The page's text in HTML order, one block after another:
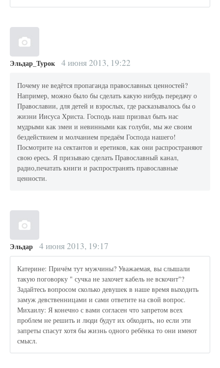
Эльдар_Турок 4 июня 2013, 19:22
Почему не ведётся пропаганда православных ценностей?
Например, можно было бы сделать какую нибудь передачу о
Православии, для детей и взрослых, где расказывалось бы о
жизни Иисуса Христа. Господь наш призвал быть нас
мудрыми как змеи и невинными как голуби, мы же своим
бездействием и молчанием предаём Господа нашего!
Посмотрите на сектантов и еретиков, как они распространяют
свою ересь. Я призываю сделать Православный канал,
радио,печатать книги и распространять православные
ценности.
Эльдар 4 июня 2013, 19:17
Катерине: Причём тут мужчины? Уважаемая, вы слышали
такую поговорку " сучка не захочет кабель не вскочит"?
Задайтесь вопросом сколько девушек в наше время выходить
замуж девственницами и сами ответите на свой вопрос.
Михаилу: Я конечно с вами согласен что запретом всех
проблем не решить и люди будут их обходить, но если эти
запреты спасут хотя бы жизнь одного ребёнка то они имеют
смысл.